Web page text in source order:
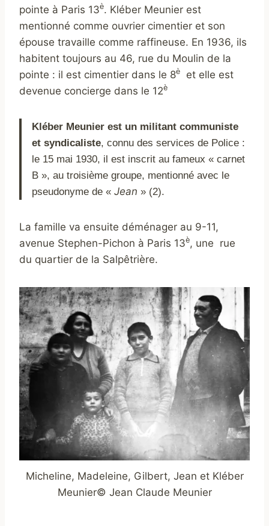
pointe à Paris 13è. Kléber Meunier est
mentionné comme ouvrier cimentier et son
épouse travaille comme raffineuse. En 1936, ils
habitent toujours au 46, rue du Moulin de la
pointe : il est cimentier dans le 8è
et elle est
devenue concierge dans le 12è
Kléber Meunier est un militant communiste
et syndicaliste, connu des services de Police :
le 15 mai 1930, il est inscrit au fameux « carnet
B », au troisième groupe, mentionné avec le
pseudonyme de « Jean » (2).
La famille va ensuite déménager au 9-11,
avenue Stephen-Pichon à Paris 13è, une rue
du quartier de la Salpêtrière.
Micheline, Madeleine, Gilbert, Jean et Kléber
Meunier© Jean Claude Meunier